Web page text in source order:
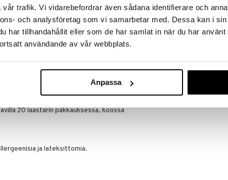
trafik. Vi vidarebefordrar även sådana identifierare och
och analysföretag som vi samarbetar med. Dessa kan i
har tillhandahållit eller som de har samlat in när du har
användande av vår webbplats.
Anpassa
tukkoisuudesta, flunssasta tai allergiasta
kuorsausta.
flunssasta, allergiasta tai nenän tukkoisuudesta
20 laastarin pakkauksessa, koossa
ja lateksittomia.
Snoreeze